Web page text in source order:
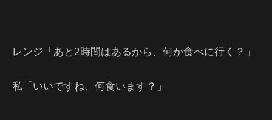
レンジ「あと2時間はあるから、何か食べに行く？」
私「いいですね、何食います？」